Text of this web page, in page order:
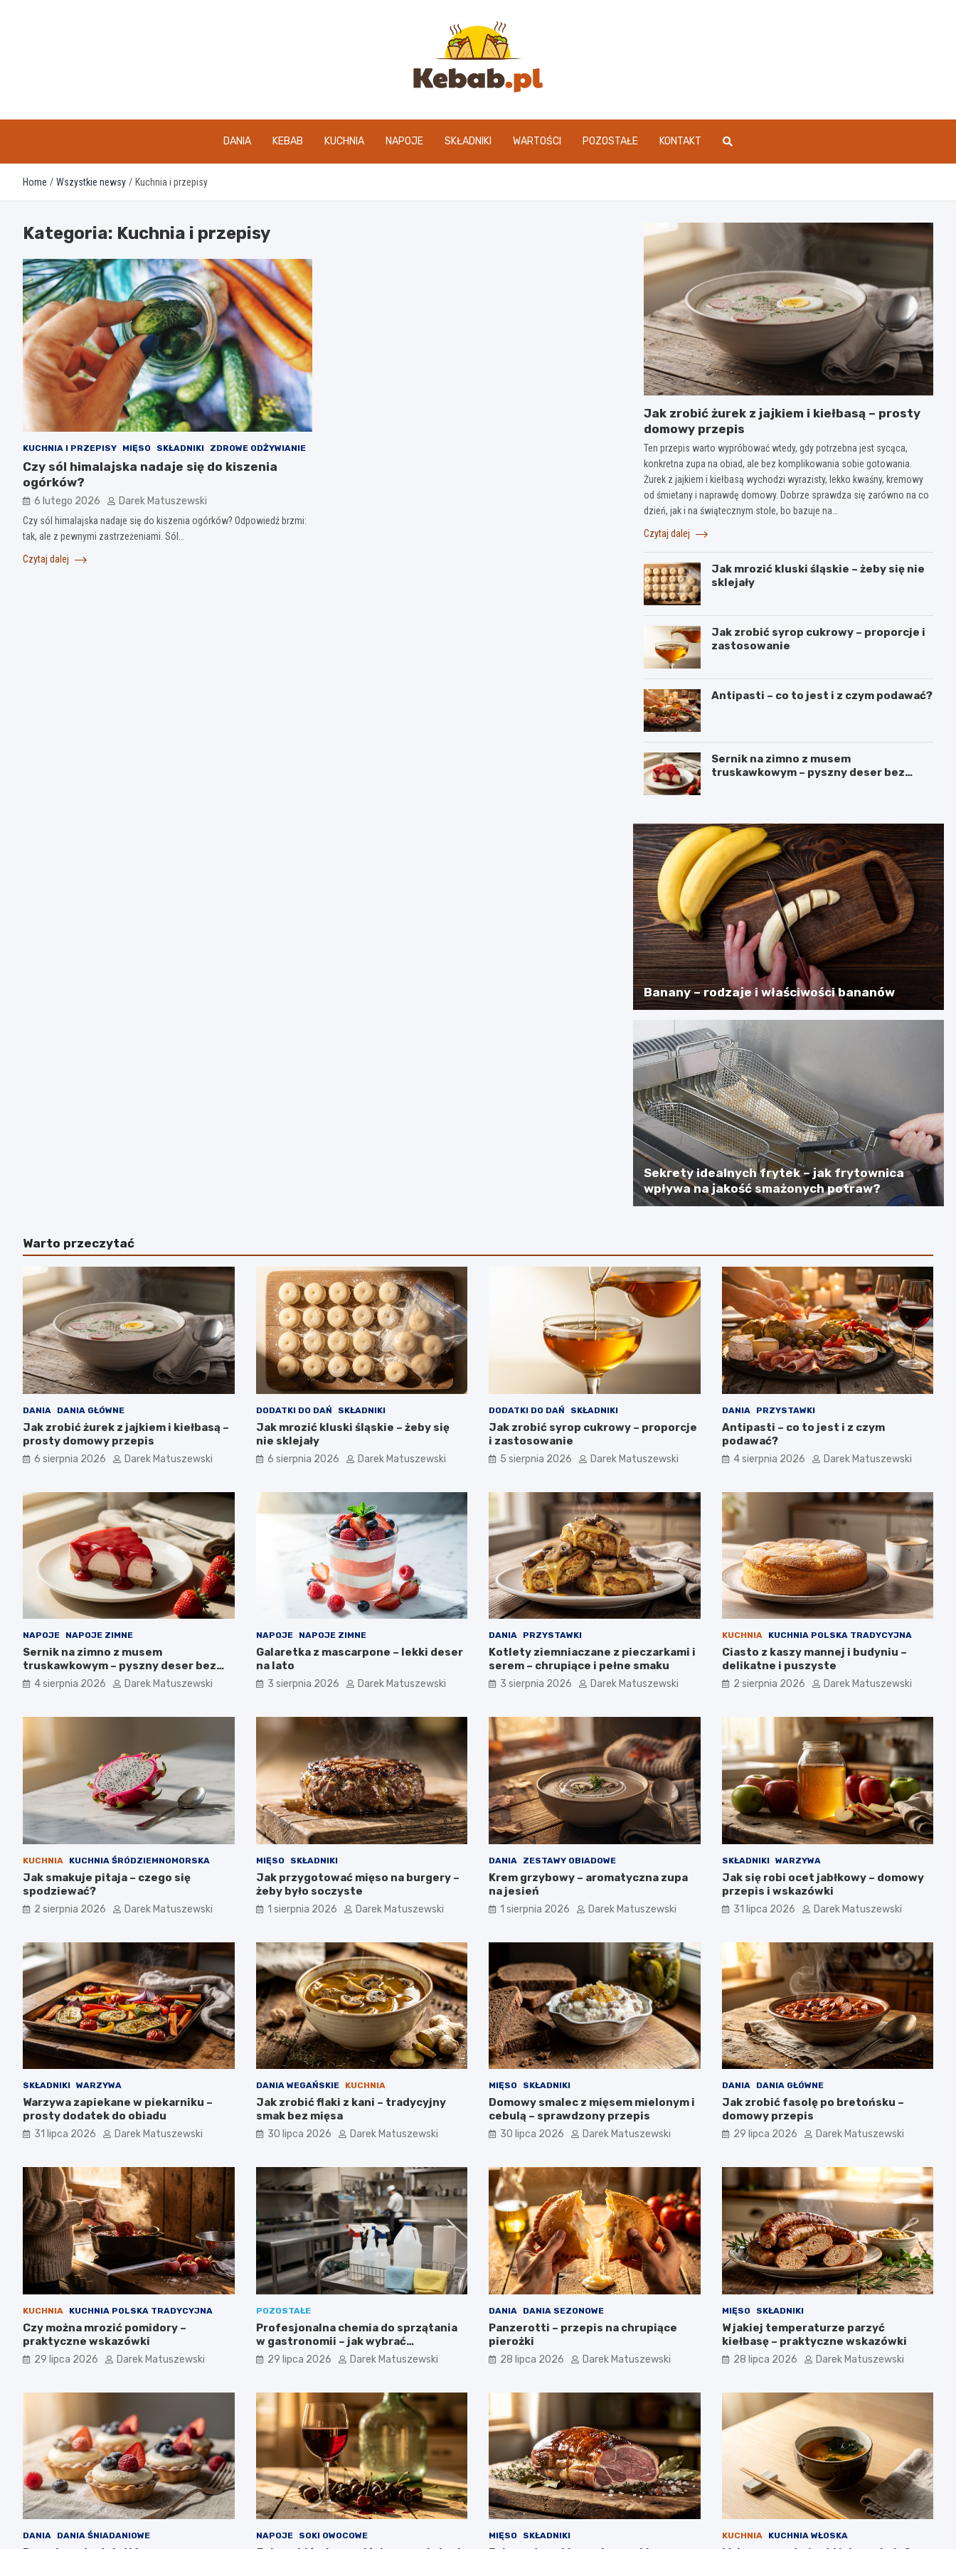
DANIA KEBAB KUCHNIA NAPOJE SKŁADNIKI WARTOŚCI POZOSTAŁE KONTAKT
Home Wszystkie newsy Kuchnia i przepisy
Kategoria: Kuchnia i przepisy
KUCHNIA I PRZEPISY MIĘSO SKŁADNIKI ZDROWE ODŻYWIANIE
Czy sól himalajska nadaje się do kiszenia
ogórków?
6 lutego 2026 Darek Matuszewski
Czy sól himalajska nadaje się do kiszenia ogórków? Odpowiedź brzmi:
tak, ale z pewnymi zastrzeżeniami. Sól…
Czytaj dalej
Jak zrobić żurek z jajkiem i kiełbasą – prosty
domowy przepis
Ten przepis warto wypróbować wtedy, gdy potrzebna jest sycąca,
konkretna zupa na obiad, ale bez komplikowania sobie gotowania.
Żurek z jajkiem i kiełbasą wychodzi wyrazisty, lekko kwaśny, kremowy
od śmietany i naprawdę domowy. Dobrze sprawdza się zarówno na co
dzień, jak i na świątecznym stole, bo bazuje na…
Czytaj dalej
Jak mrozić kluski śląskie – żeby się nie
sklejały
Jak zrobić syrop cukrowy – proporcje i
zastosowanie
Antipasti – co to jest i z czym podawać?
Sernik na zimno z musem
truskawkowym – pyszny deser bez
Banany – rodzaje i właściwości bananów
Sekrety idealnych frytek – jak frytownica
wpływa na jakość smażonych potraw?
Warto przeczytać
DANIA DANIA GŁÓWNE
Jak zrobić żurek z jajkiem i kiełbasą –
prosty domowy przepis
6 sierpnia 2026 Darek Matuszewski
DODATKI DO DAŃ SKŁADNIKI
Jak mrozić kluski śląskie – żeby się
nie sklejały
6 sierpnia 2026 Darek Matuszewski
DODATKI DO DAŃ SKŁADNIKI
Jak zrobić syrop cukrowy – proporcje
i zastosowanie
5 sierpnia 2026 Darek Matuszewski
DANIA PRZYSTAWKI
Antipasti – co to jest i z czym
podawać?
4 sierpnia 2026 Darek Matuszewski
NAPOJE NAPOJE ZIMNE
Sernik na zimno z musem
truskawkowym – pyszny deser bez
pieczenia
4 sierpnia 2026 Darek Matuszewski
NAPOJE NAPOJE ZIMNE
Galaretka z mascarpone – lekki deser
na lato
3 sierpnia 2026 Darek Matuszewski
DANIA PRZYSTAWKI
Kotlety ziemniaczane z pieczarkami i
serem – chrupiące i pełne smaku
3 sierpnia 2026 Darek Matuszewski
KUCHNIA KUCHNIA POLSKA TRADYCYJNA
Ciasto z kaszy mannej i budyniu –
delikatne i puszyste
2 sierpnia 2026 Darek Matuszewski
KUCHNIA KUCHNIA ŚRÓDZIEMNOMORSKA
Jak smakuje pitaja – czego się
spodziewać?
2 sierpnia 2026 Darek Matuszewski
MIĘSO SKŁADNIKI
Jak przygotować mięso na burgery –
żeby było soczyste
1 sierpnia 2026 Darek Matuszewski
DANIA ZESTAWY OBIADOWE
Krem grzybowy – aromatyczna zupa
na jesień
1 sierpnia 2026 Darek Matuszewski
SKŁADNIKI WARZYWA
Jak się robi ocet jabłkowy – domowy
przepis i wskazówki
31 lipca 2026 Darek Matuszewski
SKŁADNIKI WARZYWA
Warzywa zapiekane w piekarniku –
prosty dodatek do obiadu
31 lipca 2026 Darek Matuszewski
DANIA WEGAŃSKIE KUCHNIA
Jak zrobić flaki z kani – tradycyjny
smak bez mięsa
30 lipca 2026 Darek Matuszewski
MIĘSO SKŁADNIKI
Domowy smalec z mięsem mielonym i
cebulą – sprawdzony przepis
30 lipca 2026 Darek Matuszewski
DANIA DANIA GŁÓWNE
Jak zrobić fasolę po bretońsku –
domowy przepis
29 lipca 2026 Darek Matuszewski
KUCHNIA KUCHNIA POLSKA TRADYCYJNA
Czy można mrozić pomidory –
praktyczne wskazówki
29 lipca 2026 Darek Matuszewski
POZOSTAŁE
Profesjonalna chemia do sprzątania
w gastronomii – jak wybrać
odpowiednie produkty i nie
przepłacić?
29 lipca 2026 Darek Matuszewski
DANIA DANIA SEZONOWE
Panzerotti – przepis na chrupiące
pierożki
28 lipca 2026 Darek Matuszewski
MIĘSO SKŁADNIKI
W jakiej temperaturze parzyć
kiełbasę – praktyczne wskazówki
28 lipca 2026 Darek Matuszewski
DANIA DANIA ŚNIADANIOWE NAPOJE SOKI OWOCOWE MIĘSO SKŁADNIKI KUCHNIA KUCHNIA WŁOSKA